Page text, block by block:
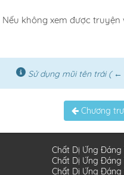
Nếu không xem được truyện
Sử dụng mũi tên trái (
Chương